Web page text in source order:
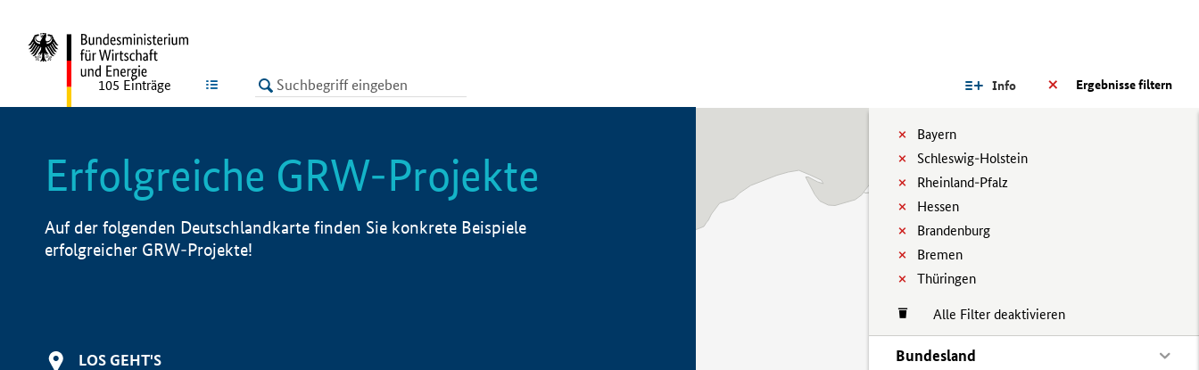
LISTE Ergebnisse filtern
Info
Bayern
Schleswig-Holstein
Rheinland-Pfalz
Hessen
Brandenburg
Bremen
Thüringen
Alle Filter deaktivieren
Bundesland
105 Einträge
Erfolgreiche GRW-Projekte
Auf der folgenden Deutschlandkarte finden Sie konkrete Beispiele
erfolgreicher GRW-Projekte!
LOS GEHT'S